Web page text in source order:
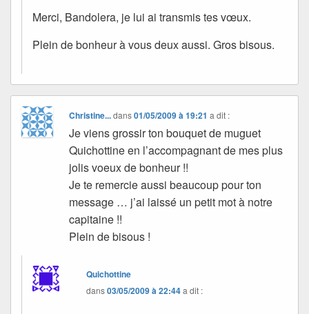
Merci, Bandolera, je lui ai transmis tes vœux.
Plein de bonheur à vous deux aussi. Gros bisous.
Christine...dans01/05/2009 à 19:21 a dit :
Je viens grossir ton bouquet de muguet
Quichottine en l’accompagnant de mes plus
jolis voeux de bonheur !!
Je te remercie aussi beaucoup pour ton
message … j’ai laissé un petit mot à notre
capitaine !!
Plein de bisous !
Quichottine
dans03/05/2009 à 22:44a dit :